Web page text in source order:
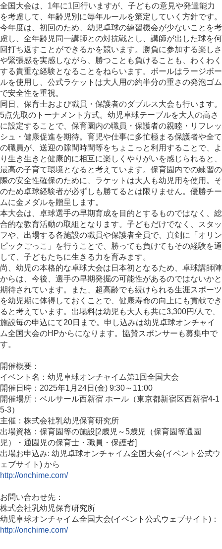
全国大会は、1年に1回行いますが、子どもの意見や発達能力
を考慮して、年齢児別に毎年ルールを策定していく方針です。
今年度は、初回のため、幼児卓球の練習機会が少ないことを考
慮し、全年齢児同一講師との対抗戦とし、講師が出した球を何
回打ち返すことができるかを競います。勝負に参加する楽しさ
や緊張感を実感しながら、勝つことも負けることも、わくわく
する貴重な経験となることをねらいます。ボールはラージボー
ルを使用し、公式ラケットは大人用の約半分の重さの発泡ゴム
で安全性を重視。
同日、保育士および職員・保護者のダブルス大会も行います。
5点先取のトーナメント方式。幼児卓球テーブルを大人の高さ
に設定することで、保育園内の職員・保護者の親睦・リフレッ
シュ・健康促進を期待。育児や仕事に多忙極まる保護者や全て
の職員が、送迎の隙間時間等をちょこっと利用することで、よ
り生き生きと健康的に相互に楽しくやりがいを感じられると、
最高の子育て環境となると考えています。保育園内での練習の
際の安全性確保のために、ラケットは大人も幼児用を使用。そ
のため卓球経験者が必ずしも勝てるとは限りません。優勝チー
ムに金メダルを贈呈します。
本大会は、卓球選手の早期育成を目的とするものではなく、総
合的な教育活動の取組となります。子どもだけでなく、スタッ
フや、出場する各施設の職員や保護者全員で、真剣に「オリン
ピックごっこ」を行うことで、勝っても負けてもその経験を通
して、子どもたちに生きる力を育みます。
尚、幼児の本格的な卓球大会は日本初となるため、卓球講師陣
からは、今後、選手の早期発掘の可能性があるのではないかと
期待されています。また、超高齢でも続けられる生涯スポーツ
を幼児期に体得しておくことで、健康寿命の向上にも貢献でき
ると考えています。出場料は幼児も大人も共に3,300円/人で、
施設毎の申込にて20日まで。申し込みは幼児卓球オンチャイ
ム全国大会のHPからになります。協賛スポンサーも募集中で
す。
開催概要：
イベント名：幼児卓球オンチャイム第1回全国大会
開催日時：2025年1月24日(金) 9:30～11:00
開催場所：ベルサール西新宿 ホール（東京都新宿区西新宿4-1
5-3）
主催：株式会社乳幼児保育研究所
出場資格：保育園等の施設[2歳児～5歳児（保育園等通園
児）・通園児の保育士・職員・保護者]
出場お申込み: 幼児卓球オンチャイム全国大会(イベント公式ウ
ェブサイト) から
http://onchime.com/
お問い合わせ先：
株式会社乳幼児保育研究所
幼児卓球オンチャイム全国大会(イベント公式ウェブサイト)：
http://onchime.com/